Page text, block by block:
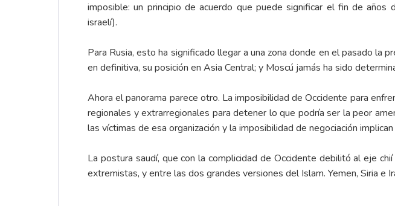
imposible: un principio de acuerdo que puede significar el fin de
israelí).
Para Rusia, esto ha significado llegar a una zona donde en el pasado la
en definitiva, su posición en Asia Central; y Moscú jamás ha sido
Ahora el panorama parece otro. La imposibilidad de Occidente para
regionales y extrarregionales para detener lo que podría ser la peor
las víctimas de esa organización y la imposibilidad de negociación
La postura saudí, que con la complicidad de Occidente debilitó al eje
extremistas, y entre las dos grandes versiones del Islam. Yemen, Siria e